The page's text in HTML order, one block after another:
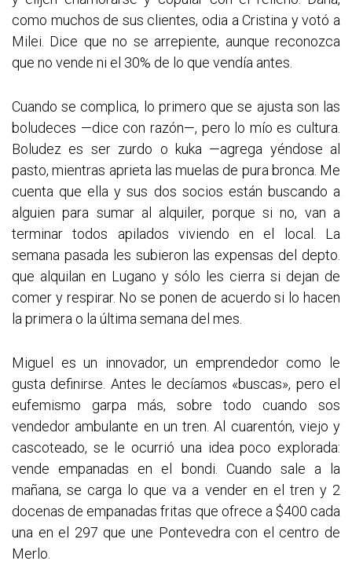
como muchos de sus clientes, odia a Cristina y votó a
Milei. Dice que no se arrepiente, aunque reconozca
que no vende ni el 30% de lo que vendía antes.
Cuando se complica, lo primero que se ajusta son las
boludeces —dice con razón—, pero lo mío es cultura.
Boludez es ser zurdo o kuka —agrega yéndose al
pasto, mientras aprieta las muelas de pura bronca. Me
cuenta que ella y sus dos socios están buscando a
alguien para sumar al alquiler, porque si no, van a
terminar todos apilados viviendo en el local. La
semana pasada les subieron las expensas del depto.
que alquilan en Lugano y sólo les cierra si dejan de
comer y respirar. No se ponen de acuerdo si lo hacen
la primera o la última semana del mes.
Miguel es un innovador, un emprendedor como le
gusta definirse. Antes le decíamos «buscas», pero el
eufemismo garpa más, sobre todo cuando sos
vendedor ambulante en un tren. Al cuarentón, viejo y
cascoteado, se le ocurrió una idea poco explorada:
vende empanadas en el bondi. Cuando sale a la
mañana, se carga lo que va a vender en el tren y 2
docenas de empanadas fritas que ofrece a $400 cada
una en el 297 que une Pontevedra con el centro de
Merlo.